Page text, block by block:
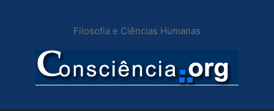
conteúdo
Filosofia e Ciências Humanas